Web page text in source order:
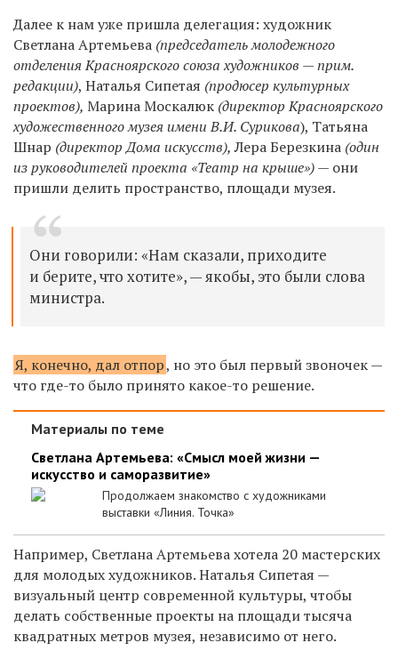
Далее к нам уже пришла делегация: художник
Светлана Артемьева (председатель молодежного
отделения Красноярского союза художников — прим.
редакции), Наталья Сипетая (продюсер культурных
проектов), Марина Москалюк (директор Красноярского
художественного музея имени В.И. Сурикова), Татьяна
Шнар (директор Дома искусств),Лера Березкина (один
из руководителей проекта «Театр на крыше») — они
пришли делить пространство, площади музея.
Они говорили: «Нам сказали, приходите
и берите, что хотите», — якобы, это были слова
министра.
Я, конечно, дал отпор, но это был первый звоночек —
что где-то было принято какое-то решение.
Материалы по теме
Светлана Артемьева: «Смысл моей жизни —
искусство и саморазвитие»
Продолжаем знакомство с художниками
выставки «Линия. Точка»
Например, Светлана Артемьева хотела 20 мастерских
для молодых художников. Наталья Сипетая —
визуальный центр современной культуры, чтобы
делать собственные проекты на площади тысяча
квадратных метров музея, независимо от него.